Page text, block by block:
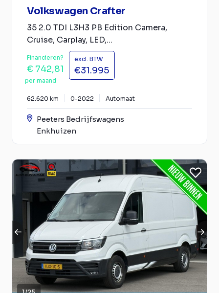
Volkswagen Crafter
35 2.0 TDI L3H3 PB Edition Camera,
Cruise, Carplay, LED,...
Financieren?
€ 742,81
per maand
excl. BTW
€31.995
62.620 km 0-2022 Automaat
Peeters Bedrijfswagens
Enkhuizen